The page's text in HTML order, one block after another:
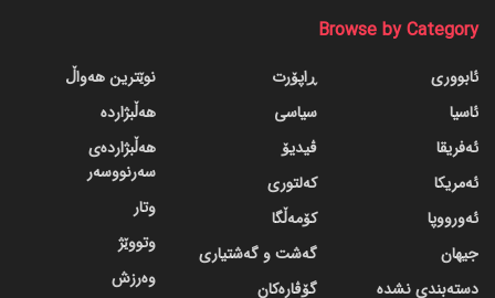
Browse by Category
ئابووری
ئاسیا
ئەفریقا
ئەمریکا
ئەورووپا
جیهان
دسته‌بندی نشده
ڕاپۆرت
سیاسی
ڤیدیۆ
کەلتوری
کۆمەڵگا
گه‌شت و گه‌شتیاری
گۆڤاره‌کان
نوێترین هەواڵ
هەڵبژاردە
هەڵبژاردەی
سەرنووسەر
وتار
وتووێژ
وەرزش